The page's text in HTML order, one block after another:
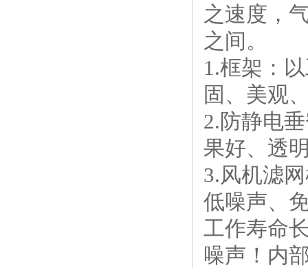
之速度，
之间。
1.框架：
固、美观
2.防静电
果好、透
3.风机滤
低噪声、
工作寿命
噪声！内